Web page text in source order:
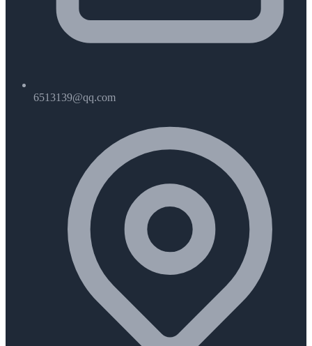
6513139@qq.com